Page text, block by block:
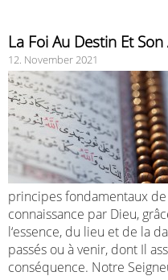
La Foi Au Destin Et
12. November 2021
principes fondamentaux de
connaissance par Dieu,
l‘essence, du lieu et de la
passés ou à venir, dont Il
conséquence. Notre